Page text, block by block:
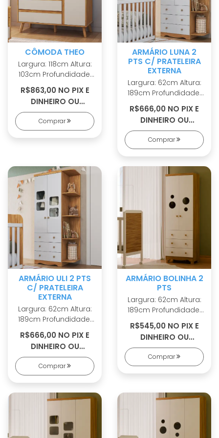
revestido
CÔMODA THEO
Largura: 118cm Altura:
103cm Profundidade:
50cm 100% MDF Linho
interno Cabideiros
metálicos Corrediças
telescópicas
Dobradiças Slow
Motion Sistema
maciça Puxadores
em MDF revestido tipo
R$863,00 NO PIX E
DINHEIRO OU
R$950,00 EM 9X S/
JUROS SEM
Comprar
ARMÁRIO LUNA 2
PTS C/ PRATELEIRA
EXTERNA
Largura: 62cm Altura:
189cm Profundidade:
42cm 100% MDF
Cabideiro metálico
Puxadores em ABS 2
opções de rodapé
Corrediças
telescópicas Portas
com PETG cristal
Sistema
R$666,00 NO PIX E
DINHEIRO OU
R$726,00 EM 7X S/
JUROS SEM
Comprar
ARMÁRIO ULI 2 PTS
C/ PRATELEIRA
EXTERNA
Largura: 62cm Altura:
189cm Profundidade:
42cm 100% MDF
Cabideiro metálico
Puxadores em ABS 2
opções de rodapé
Corrediças
telescópicas Portas
com PETG cristal
Sistema
R$666,00 NO PIX E
DINHEIRO OU
R$726,00 EM 7X S/
JUROS
Comprar
ARMÁRIO BOLINHA 2
PTS
Largura: 62cm Altura:
189cm Profundidade:
42cm 100% MDF
Cabideiro metálico
Puxadores em ABS 2
opções de rodapé
Corrediças
telescópicas Portas
Sistema
antitombamento
R$545,00 NO PIX E
DINHEIRO OU
R$584,00 EM 5X S/
JUROS
Comprar